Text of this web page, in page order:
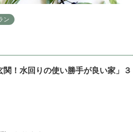
ン
関！水回りの使い勝手が良い家」３